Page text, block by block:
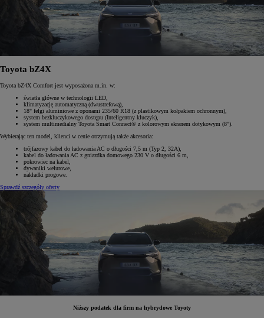
Toyota bZ4X
Toyota bZ4X Comfort jest wyposażona m.in. w:
światła główne w technologii LED,
klimatyzację automatyczną (dwustrefową),
18" felgi aluminiowe z oponami 235/60 R18 (z plastikowym kołpakiem ochronnym),
system bezkluczykowego dostępu (Inteligentny kluczyk),
system multimedialny Toyota Smart Connect® z kolorowym ekranem dotykowym (8").
Wybierając ten model, klienci w cenie otrzymują także akcesoria:
trójfazowy kabel do ładowania AC o długości 7,5 m (Typ 2, 32A),
kabel do ładowania AC z gniazdka domowego 230 V o długości 6 m,
pokrowiec na kabel,
dywaniki welurowe,
nakładki progowe.
Sprawdź szczegóły oferty
Niższy podatek dla firm na hybrydowe Toyoty